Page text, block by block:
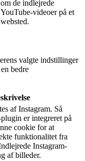
om de indlejrede
YouTube-videoer på et
websted.
valgte indstillinger
bedre
af Instagram. Så
er integreret på
cookie for at
funktionalitet fra
Instagram-
af billeder.